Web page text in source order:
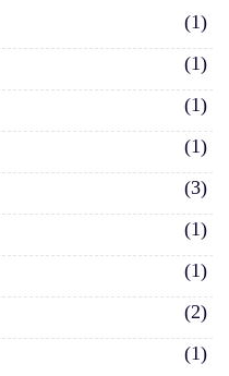
(1)
(1)
(1)
(1)
(3)
(1)
(1)
(2)
(1)